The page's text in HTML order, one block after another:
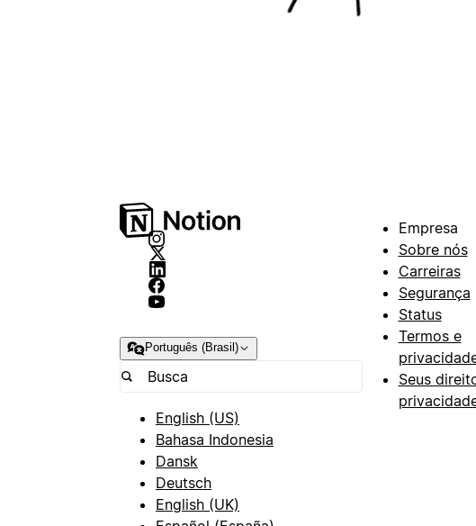
Português (Brasil)
English (US)
Bahasa Indonesia
Dansk
Deutsch
English (UK)
Empresa
Sobre nós
Carreiras
Segurança
Status
Termos e
Seus